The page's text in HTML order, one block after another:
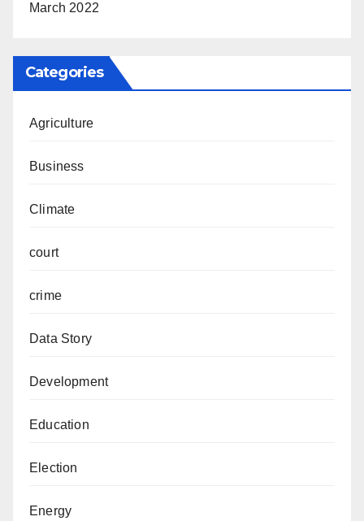
March 2022
Categories
Agriculture
Business
Climate
court
crime
Data Story
Development
Education
Election
Energy